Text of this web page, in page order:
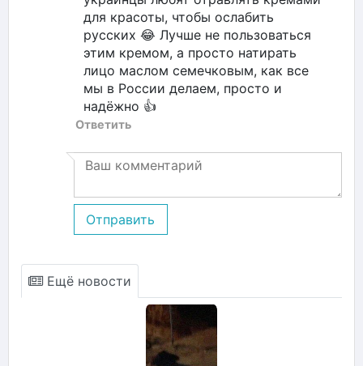
для красоты, чтобы ослабить
русских 😂 Лучше не пользоваться
этим кремом, а просто натирать
лицо маслом семечковым, как все
мы в России делаем, просто и
надёжно 👍
Ответить
Отправить
Ещё новости